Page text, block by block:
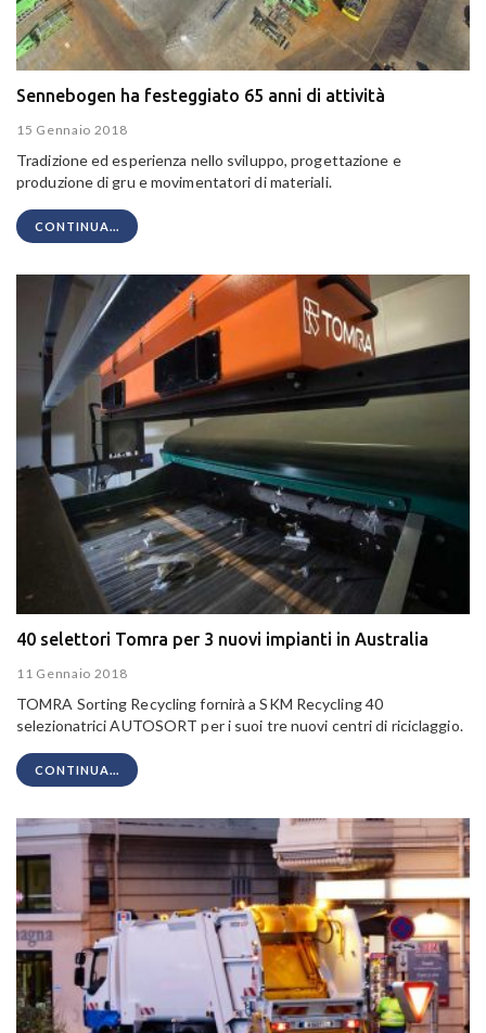
Sennebogen ha festeggiato 65 anni di attività
15 Gennaio 2018
Tradizione ed esperienza nello sviluppo, progettazione e
produzione di gru e movimentatori di materiali.
CONTINUA...
40 selettori Tomra per 3 nuovi impianti in Australia
11 Gennaio 2018
TOMRA Sorting Recycling fornirà a SKM Recycling 40
selezionatrici AUTOSORT per i suoi tre nuovi centri di riciclaggio.
CONTINUA...